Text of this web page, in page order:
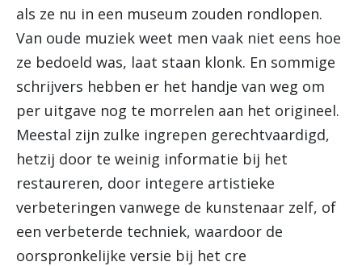
als ze nu in een museum zouden rondlopen.
Van oude muziek weet men vaak niet eens hoe
ze bedoeld was, laat staan klonk. En sommige
schrijvers hebben er het handje van weg om
per uitgave nog te morrelen aan het origineel.
Meestal zijn zulke ingrepen gerechtvaardigd,
hetzij door te weinig informatie bij het
restaureren, door integere artistieke
verbeteringen vanwege de kunstenaar zelf, of
een verbeterde techniek, waardoor de
oorspronkelijke versie bij het cre